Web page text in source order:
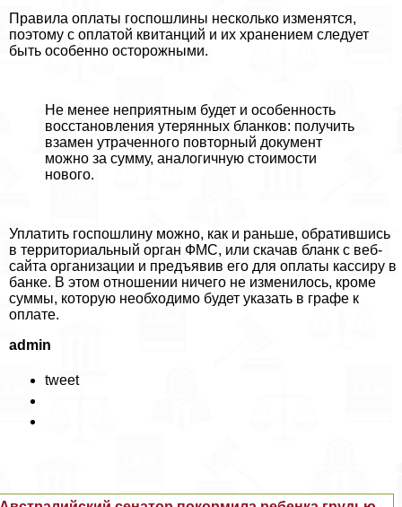
Правила оплаты госпошлины несколько изменятся,
поэтому с оплатой квитанций и их хранением следует
быть особенно осторожными.
Не менее неприятным будет и особенность
восстановления утерянных бланков: получить
взамен утраченного повторный документ
можно за сумму, аналогичную стоимости
нового.
Уплатить госпошлину можно, как и раньше, обратившись
в территориальный орган ФМС, или скачав бланк с веб-
сайта организации и предъявив его для оплаты кассиру в
банке. В этом отношении ничего не изменилось, кроме
суммы, которую необходимо будет указать в графе к
оплате.
admin
tweet